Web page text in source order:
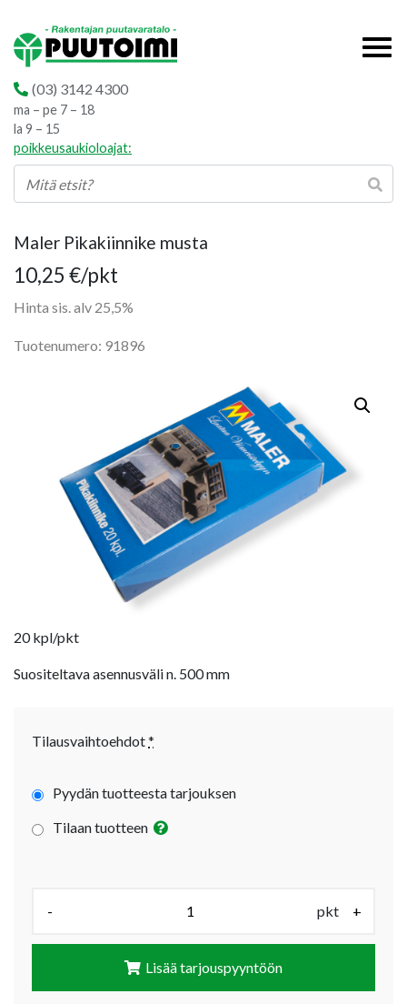
(03) 3142 4300
ma – pe 7 – 18
la 9 – 15
poikkeusaukioloajat:
Maler Pikakiinnike musta
10,25 €/pkt
Hinta sis. alv 25,5%
Tuotenumero: 91896
20 kpl/pkt
Suositeltava asennusväli n. 500 mm
Tilausvaihtoehdot*
Pyydän tuotteesta tarjouksen
Tilaan tuotteen
- pkt +
Lisää tarjouspyyntöön